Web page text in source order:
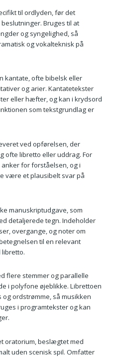
til ordlyden, før det
Bruges til at
og syngelighed, så
og vokalteknisk på
kantate, ofte bibelsk eller
og arier. Kantatetekster
eller hæfter, og kan i krydsord
som tekstgrundlag er
ved opførelsen, der
ofte libretto eller uddrag. For
for forståelsen, og i
være et plausibelt svar på
manuskriptudgave, som
detaljerede tegn. Indeholder
overgange, og noter om
til en relevant
flere stemmer og parallelle
i polyfone øjeblikke. Librettoen
ordstrømme, så musikken
i programtekster og kan
oratorium, beslægtet med
uden scenisk spil. Omfatter